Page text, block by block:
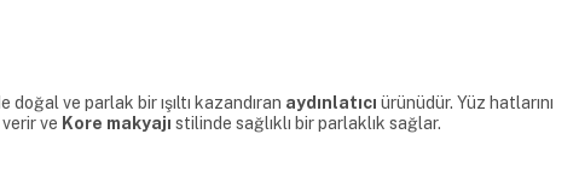
ve parlak bir ışıltı kazandıran aydınlatıcı ürünüdür. Yüz hatlarını
ve Kore makyajı stilinde sağlıklı bir parlaklık sağlar.